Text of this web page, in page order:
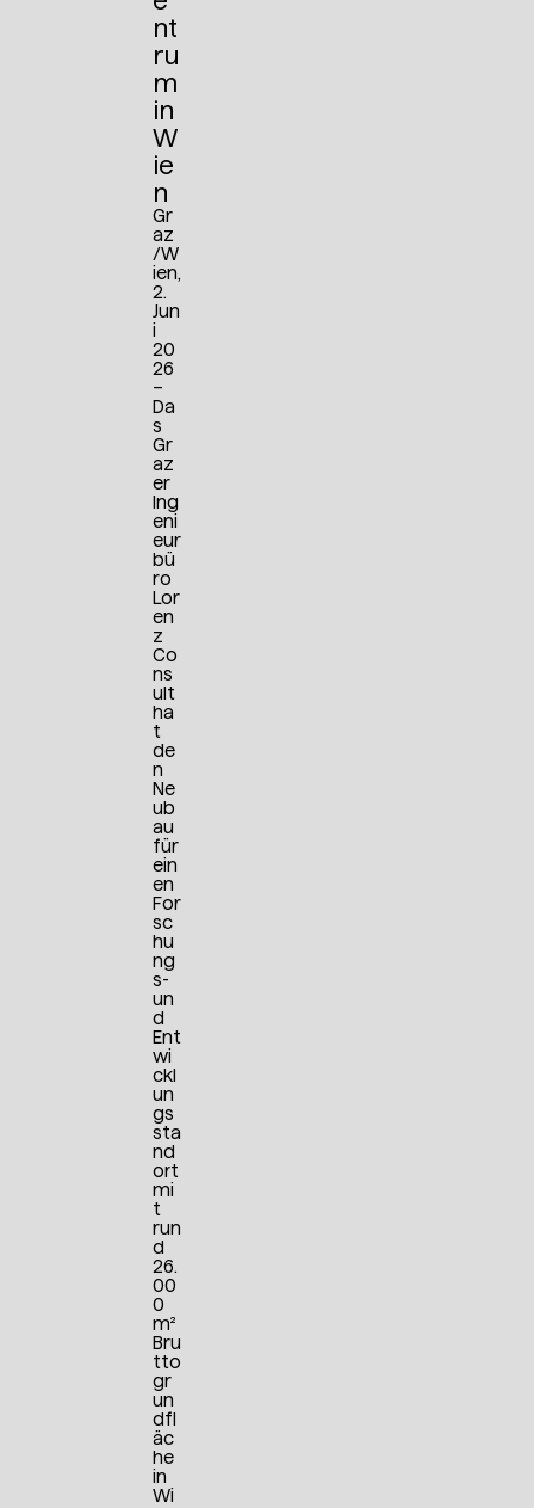
nt
ru
m
in
W
ie
n
Gr
az
/W
ien,
2.
Jun
i
20
26
–
Da
s
Gr
az
er
Ing
eni
eur
bü
ro
Lor
en
z
Co
ns
ult
ha
t
de
n
Ne
ub
au
für
ein
en
For
sc
hu
ng
s-
un
d
Ent
wi
ckl
un
gs
sta
nd
ort
mi
t
run
d
26.
00
0
m²
Bru
tto
gr
un
dfl
äc
he
in
Wi